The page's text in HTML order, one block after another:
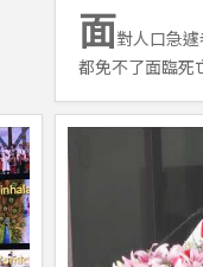
面對人口急
都免不了面臨死